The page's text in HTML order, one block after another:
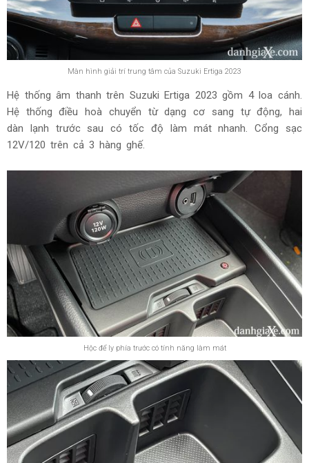
Màn hình giải trí trung tâm của Suzuki Ertiga 2023
Hệ thống âm thanh trên Suzuki Ertiga 2023 gồm 4 loa cánh.
Hệ thống điều hoà chuyển từ dạng cơ sang tự động, hai
dàn lạnh trước sau có tốc độ làm mát nhanh. Cổng sạc
12V/120 trên cả 3 hàng ghế.
Hộc để ly phía trước có tính năng làm mát